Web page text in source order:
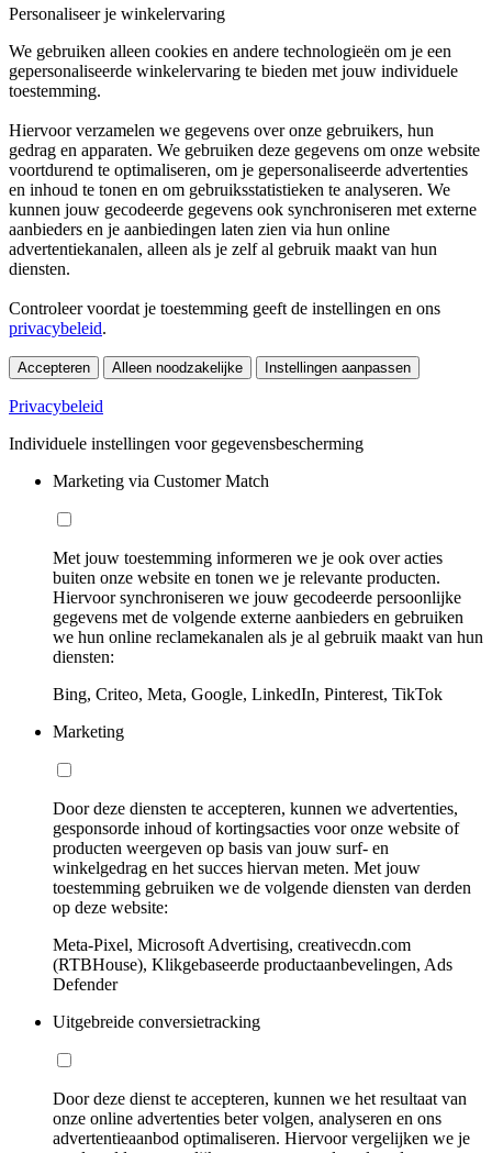
Personaliseer je winkelervaring
We gebruiken alleen cookies en andere technologieën om je een
gepersonaliseerde winkelervaring te bieden met jouw individuele
toestemming.
Hiervoor verzamelen we gegevens over onze gebruikers, hun
gedrag en apparaten. We gebruiken deze gegevens om onze website
voortdurend te optimaliseren, om je gepersonaliseerde advertenties
en inhoud te tonen en om gebruiksstatistieken te analyseren. We
kunnen jouw gecodeerde gegevens ook synchroniseren met externe
aanbieders en je aanbiedingen laten zien via hun online
advertentiekanalen, alleen als je zelf al gebruik maakt van hun
diensten.
Controleer voordat je toestemming geeft de instellingen en ons
privacybeleid.
Accepteren Alleen noodzakelijke Instellingen aanpassen
Privacybeleid
Individuele instellingen voor gegevensbescherming
Marketing via Customer Match
Met jouw toestemming informeren we je ook over acties
buiten onze website en tonen we je relevante producten.
Hiervoor synchroniseren we jouw gecodeerde persoonlijke
gegevens met de volgende externe aanbieders en gebruiken
we hun online reclamekanalen als je al gebruik maakt van hun
diensten:
Bing, Criteo, Meta, Google, LinkedIn, Pinterest, TikTok
Marketing
Door deze diensten te accepteren, kunnen we advertenties,
gesponsorde inhoud of kortingsacties voor onze website of
producten weergeven op basis van jouw surf- en
winkelgedrag en het succes hiervan meten. Met jouw
toestemming gebruiken we de volgende diensten van derden
op deze website:
Meta-Pixel, Microsoft Advertising, creativecdn.com
(RTBHouse), Klikgebaseerde productaanbevelingen, Ads
Defender
Uitgebreide conversietracking
Door deze dienst te accepteren, kunnen we het resultaat van
onze online advertenties beter volgen, analyseren en ons
advertentieaanbod optimaliseren. Hiervoor vergelijken we je